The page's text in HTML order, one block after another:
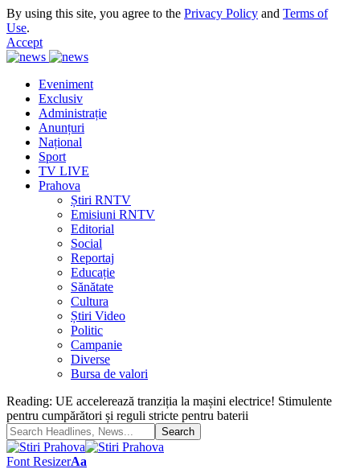
By using this site, you agree to the Privacy Policy and Terms of
Use.
Accept
Eveniment
Exclusiv
Administrație
Anunțuri
Național
Sport
TV LIVE
Prahova
Știri RNTV
Emisiuni RNTV
Editorial
Social
Reportaj
Educație
Sănătate
Cultura
Știri Video
Politic
Campanie
Diverse
Bursa de valori
Reading: UE accelerează tranziția la mașini electrice! Stimulente
pentru cumpărători și reguli stricte pentru baterii
Font ResizerAa